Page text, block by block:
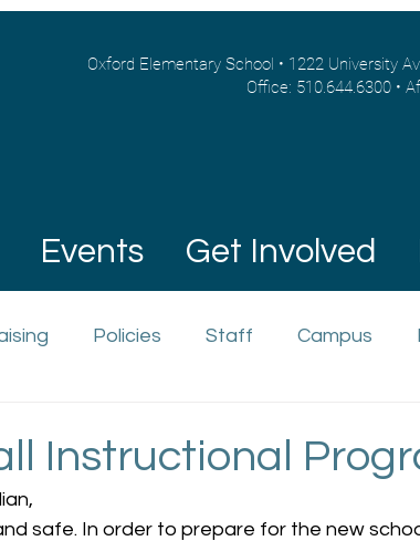
Oxford Elementary School • 1222 University
Office: 510.644.6300 •
Events Get Involved
Policies Staff Campus
Instructional
safe. In order to prepare for the new